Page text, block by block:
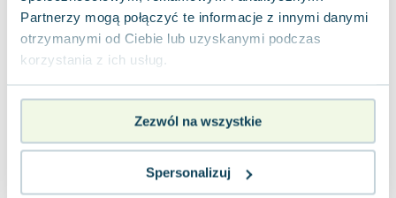
Partnerzy mogą połączyć te informacje z innymi danymi
otrzymanymi od Ciebie lub uzyskanymi podczas
korzystania z ich usług.
Zezwól na wszystkie
Spersonalizuj
Lorraine Warren
Ajahn Brahm
Lucinda Riley